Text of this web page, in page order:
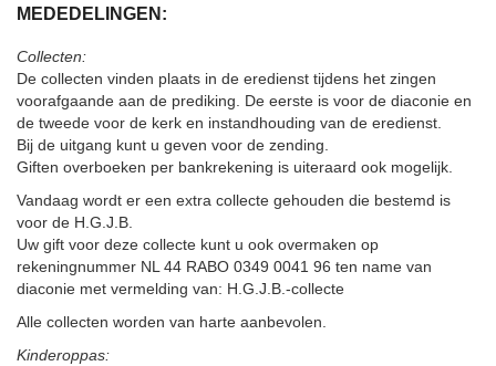
MEDEDELINGEN:
Collecten:
De collecten vinden plaats in de eredienst tijdens het zingen
voorafgaande aan de prediking. De eerste is voor de diaconie en
de tweede voor de kerk en instandhouding van de eredienst.
Bij de uitgang kunt u geven voor de zending.
Giften overboeken per bankrekening is uiteraard ook mogelijk.
Vandaag wordt er een extra collecte gehouden die bestemd is
voor de H.G.J.B.
Uw gift voor deze collecte kunt u ook overmaken op
rekeningnummer NL 44 RABO 0349 0041 96 ten name van
diaconie met vermelding van: H.G.J.B.-collecte
Alle collecten worden van harte aanbevolen.
Kinderoppas: